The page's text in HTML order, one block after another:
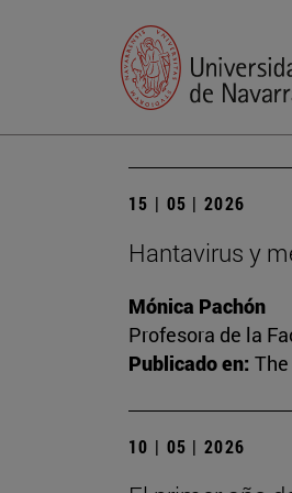
15 | 05 | 2026
Hantavirus y
Mónica Pachón
Profesora de la
Publicado en:
10 | 05 | 2026